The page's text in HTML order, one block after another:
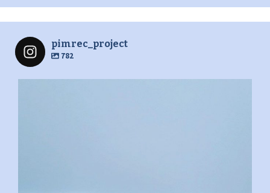
pimrec_project
782